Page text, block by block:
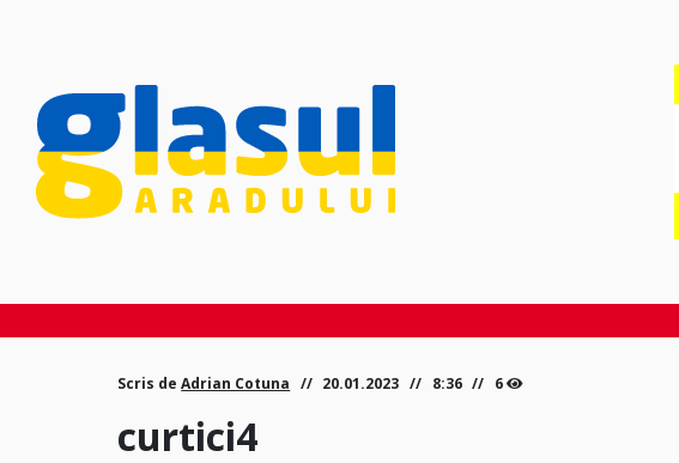
Scris deAdrian Cotuna 20.01.2023 8:36 6
curtici4